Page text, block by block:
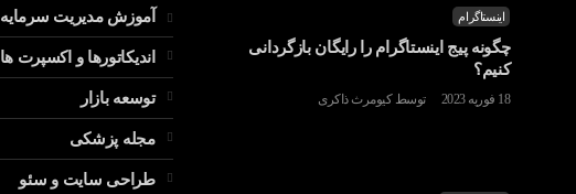
اینستاگرام
چگونه پیج اینستاگرام را رایگان بازگردانی
کنیم؟
18 فوریه 2023 توسط کیومرث ذاکری
آموزش مدیریت سرمایه
اندیکاتورها و اکسپرت ها
توسعه بازار
مجله پزشکی
طراحی سایت و سئو